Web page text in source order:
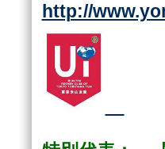
http://